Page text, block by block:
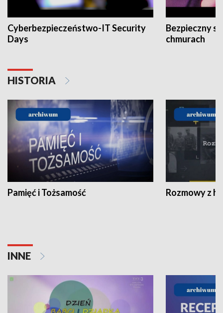
Cyberbezpieczeństwo-IT Security
Days
Bezpieczny
chmurach
HISTORIA
Pamięć i Tożsamość Rozmowy z
INNE